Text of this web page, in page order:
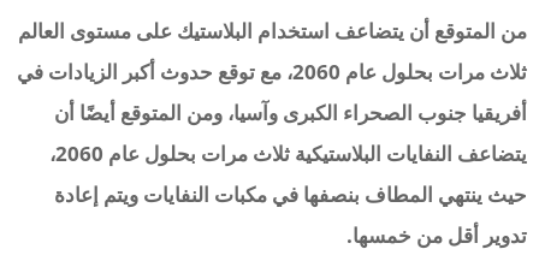
من المتوقع أن يتضاعف استخدام البلاستيك على مستوى العالم
ثلاث مرات بحلول عام 2060، مع توقع حدوث أكبر الزيادات في
أفريقيا جنوب الصحراء الكبرى وآسيا، ومن المتوقع أيضًا أن
يتضاعف النفايات البلاستيكية ثلاث مرات بحلول عام 2060،
حيث ينتهي المطاف بنصفها في مكبات النفايات ويتم إعادة
تدوير أقل من خمسها.